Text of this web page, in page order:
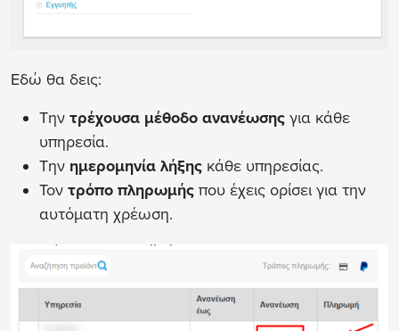
Εδώ θα δεις:
Την τρέχουσα μέθοδο ανανέωσης για κάθε
υπηρεσία.
Την ημερομηνία λήξης κάθε υπηρεσίας.
Τον τρόπο πληρωμής που έχεις ορίσει για την
αυτόματη χρέωση.